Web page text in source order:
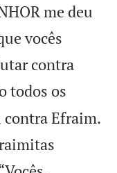
me deu
vocês
contra
todos os
contra Efraim.